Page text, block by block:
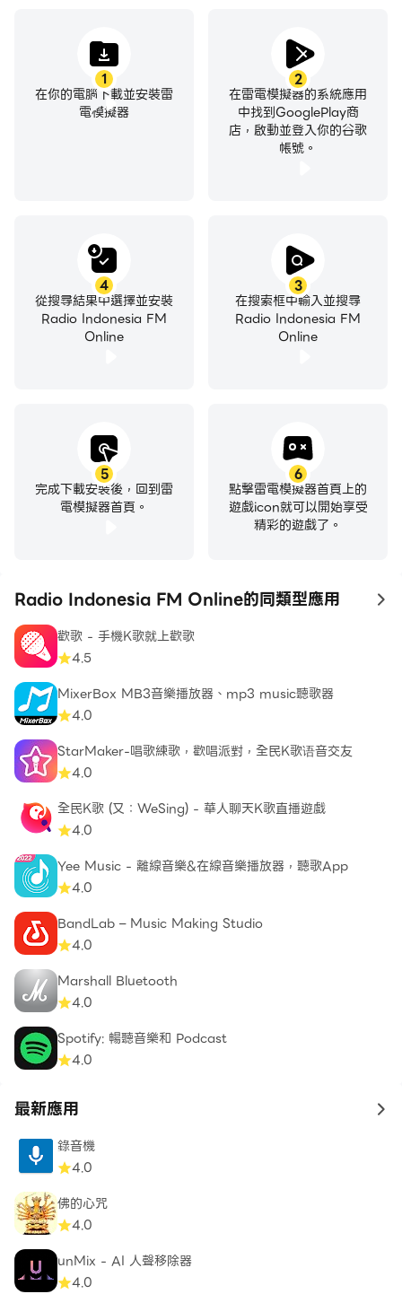
1
在你的電腦下載並安裝雷
電模擬器
2
在雷電模擬器的系統應用
中找到GooglePlay商
店，啟動並登入你的谷歌
帳號。
3
在搜索框中輸入並搜尋
Radio Indonesia FM
Online
4
從搜尋結果中選擇並安裝
Radio Indonesia FM
Online
5
完成下載安裝後，回到雷
電模擬器首頁。
6
點擊雷電模擬器首頁上的
遊戲icon就可以開始享受
精彩的遊戲了。
Radio Indonesia FM Online的同類型應用 to
歡歌 - 手機K歌就上歡歌
4.5
MixerBox MB3音樂播放器、mp3 music聽歌器
4.0
StarMaker-唱歌練歌，歡唱派對，全民K歌语音交友
4.0
全民K歌 (又：WeSing) - 華人聊天K歌直播遊戲
4.0
Yee Music - 離線音樂&在線音樂播放器，聽歌App
4.0
BandLab – Music Making Studio
4.0
Marshall Bluetooth
4.0
Spotify: 暢聽音樂和 Podcast
4.0
最新應用 to
錄音機
4.0
佛的心咒
4.0
unMix - AI 人聲移除器
4.0